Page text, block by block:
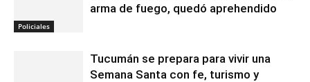
Policiales
arma de fuego, quedó aprehendido
Tucumán se prepara para vivir una
Semana Santa con fe, turismo y